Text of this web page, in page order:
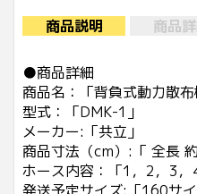
商品説明 商品
●商品詳細
商品名：「背負式動力散布
型式：「DMK-1」
メーカー:「共立」
商品寸法（cm）:「 全長
ホース内容：「1，2，3，